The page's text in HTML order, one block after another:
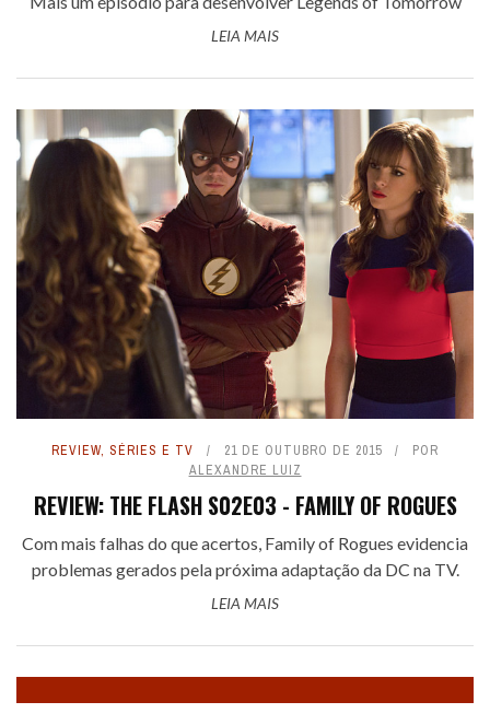
LEIA MAIS
REVIEW, SÉRIES E TV 21 DE OUTUBRO DE 2015
POR
ALEXANDRE LUIZ
REVIEW: THE FLASH S02E03 - FAMILY OF ROGUES
Com mais falhas do que acertos, Family of Rogues evidencia
problemas gerados pela próxima adaptação da DC na TV.
LEIA MAIS